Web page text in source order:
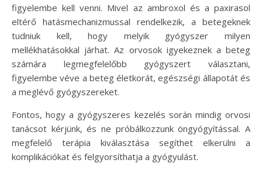
figyelembe kell venni. Mivel az ambroxol és a paxirasol
eltérő hatásmechanizmussal rendelkezik, a betegeknek
tudniuk kell, hogy melyik gyógyszer milyen
mellékhatásokkal járhat. Az orvosok igyekeznek a beteg
számára legmegfelelőbb gyógyszert választani,
figyelembe véve a beteg életkorát, egészségi állapotát és
a meglévő gyógyszereket.
Fontos, hogy a gyógyszeres kezelés során mindig orvosi
tanácsot kérjünk, és ne próbálkozzunk öngyógyítással. A
megfelelő terápia kiválasztása segíthet elkerülni a
komplikációkat és felgyorsíthatja a gyógyulást.